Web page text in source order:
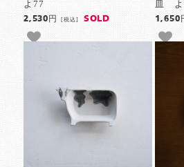
よ77
2,530円[税込] SOLD
皿 よ
1,650